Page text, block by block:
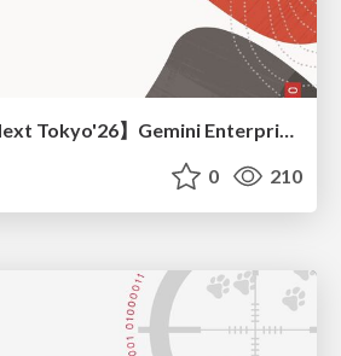
【Google Cloud Next Tokyo'26】Gemini Enterprise と Oracle AI Database で実現する、 業務データ活用を実現する AI エージェント実装
0 210